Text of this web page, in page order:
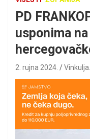
PD
usponima
2. rujna 2024.